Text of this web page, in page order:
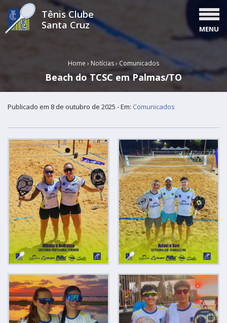
Tênis Clube
Santa Cruz
MENU
Home › Notícias› Comunicados
Beach do TCSC em Palmas/TO
Publicado em 8 de outubro de 2025 - Em: Comunicados